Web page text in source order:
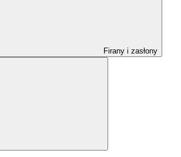
Firany i zasłony